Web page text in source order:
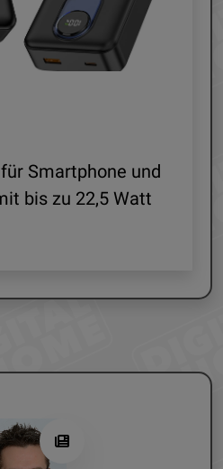
Smartphone und
bis zu 22,5 Watt